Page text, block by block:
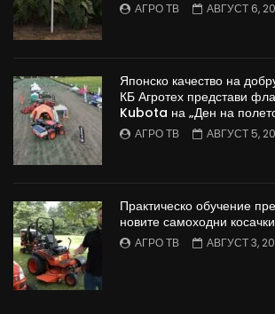
АГРО ТВ АВГУСТ 6,
Японско качество на
КБ Агротех представи
Kubota на „Ден на
АГРО ТВ АВГУСТ 5,
Практическо обучение
новите самоходни
АГРО ТВ АВГУСТ 3,